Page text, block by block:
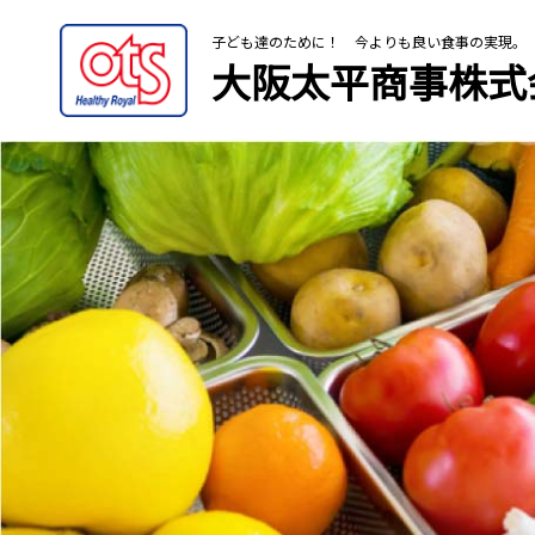
子ども達のために！ 今よりも良い食事の実現。
大阪太平商事株